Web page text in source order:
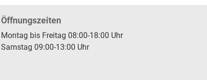
Öffnungszeiten
Montag bis Freitag 08:00-18:00 Uhr
Samstag 09:00-13:00 Uhr